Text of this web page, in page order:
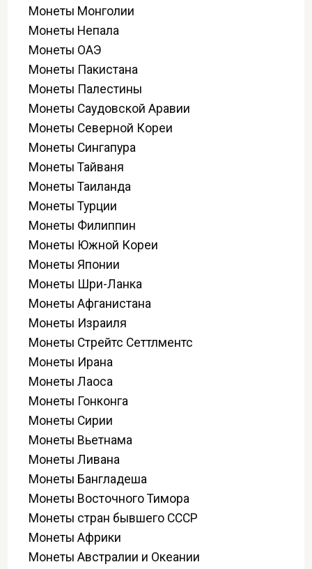
Монеты Монголии
Монеты Непала
Монеты ОАЭ
Монеты Пакистана
Монеты Палестины
Монеты Саудовской Аравии
Монеты Северной Кореи
Монеты Сингапура
Монеты Тайваня
Монеты Таиланда
Монеты Турции
Монеты Филиппин
Монеты Южной Кореи
Монеты Японии
Монеты Шри-Ланка
Монеты Афганистана
Монеты Израиля
Монеты Стрейтс Сеттлментс
Монеты Ирана
Монеты Лаоса
Монеты Гонконга
Монеты Сирии
Монеты Вьетнама
Монеты Ливана
Монеты Бангладеша
Монеты Восточного Тимора
Монеты стран бывшего СССР
Монеты Африки
Монеты Австралии и Океании